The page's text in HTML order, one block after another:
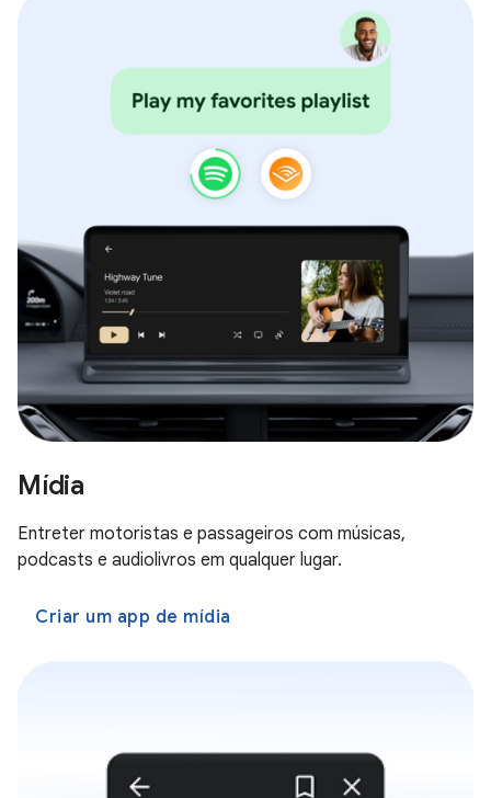
Mídia
Entreter motoristas e passageiros com músicas,
podcasts e audiolivros em qualquer lugar.
Criar um app de mídia